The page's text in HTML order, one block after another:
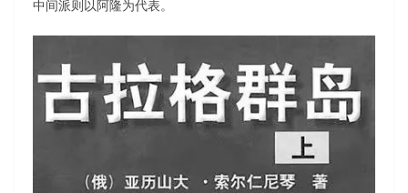
中间派则以阿隆为代表。